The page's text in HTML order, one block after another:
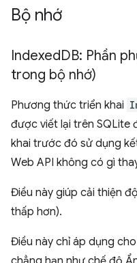
Bộ nhớ
IndexedDB: Phần
trong bộ nhớ)
Phương thức triển khai
được viết lại trên SQLite
khai trước đó sử dụng
Web API không có gì
Điều này giúp cải thiện
thấp hơn).
Điều này chỉ áp dụng